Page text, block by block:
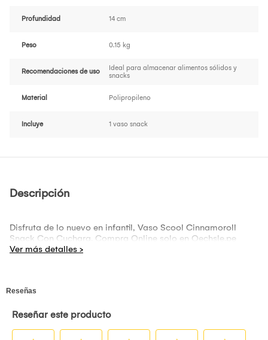
Profundidad 14 cm
Peso 0.15 kg
Recomendaciones de uso
Ideal para almacenar alimentos sólidos y
snacks
Material Polipropileno
Incluye 1 vaso snack
Descripción
Disfruta de lo nuevo en infantil, Vaso Scool Cinnamoroll
Snack Con Cuchara. Compra Online solo en Oechsle.pe